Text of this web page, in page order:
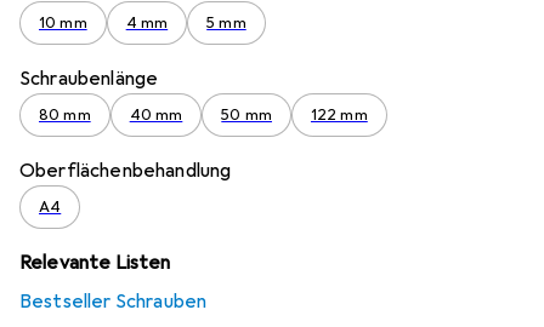
10 mm 4 mm 5 mm
Schraubenlänge
80 mm 40 mm 50 mm 122 mm
Oberflächenbehandlung
A4
Relevante Listen
Bestseller Schrauben